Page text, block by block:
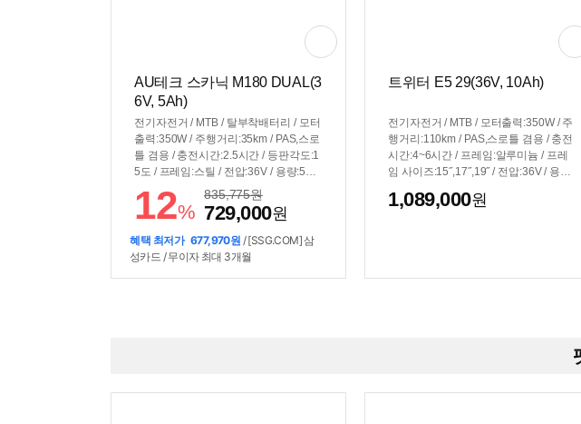
AU테크 스카닉 M180 DUAL(3
6V, 5Ah)
전기자전거 / MTB / 탈부착배터리 / 모터
출력:350W / 주행거리:35km / PAS,스로
틀 겸용 / 충전시간:2.5시간 / 등판각도:1
5도 / 프레임:스틸 / 전압:36V / 용량:5Ah
/ 전력량:180Wh / 바퀴:66cm(26인치) /
7단 / 최고속도:25km/h / 썸시프터 / 디스
크브레이크 / 무게:21.6kg / 플랫바 / 서
스펜션:전륜 / 짐받이 / 전조등 / 클락션 /
크기(가로x세로x폭): 173x100x63.5cm
12%
835,775원
729,000원
혜택 최저가 677,970원 / [SSG.COM] 삼
성카드 / 무이자 최대 3개월
트위터 E5 29(36V, 10Ah)
전기자전거 / MTB / 모터출력:350W / 주
행거리:110km / PAS,스로틀 겸용 / 충전
시간:4~6시간 / 프레임:알루미늄 / 프레
임 사이즈:15˝,17˝,19˝ / 전압:36V / 용량:
인치) / 10단 / 최고속도:25km/h / 디스크
1,089,000원